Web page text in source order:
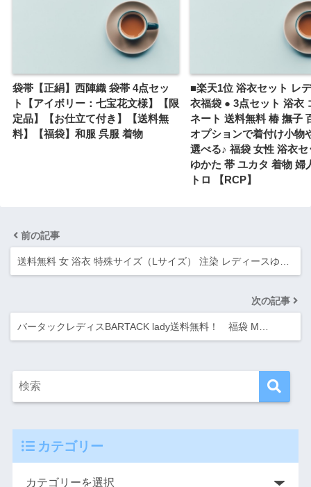
袋帯【正絹】西陣織 袋帯 4点セッ
ト【アイボリー：七宝花文様】【限
定品】【お仕立て付き】【送料無
料】【福袋】和服 呉服 着物
■楽天1位 浴衣セット レ
衣福袋 ● 3点セット 浴衣
ネート 送料無料 椿 撫子
オプションで着付け小物
選べる♪ 福袋 女性 浴衣
ゆかた 帯 ユカタ 着物 婦
トロ 【RCP】
前の記事
送料無料 女 浴衣 特殊サイズ（Lサイズ） 注染 レディースゆ…
次の記事
バータックレディスBARTACK lady送料無料！ 福袋 M…
カテゴリー